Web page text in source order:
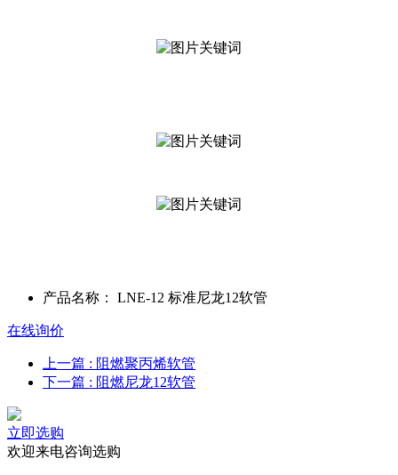
产品名称： LNE-12 标准尼龙12软管
在线询价
上一篇 : 阻燃聚丙烯软管
下一篇 : 阻燃尼龙12软管
立即选购
欢迎来电咨询选购